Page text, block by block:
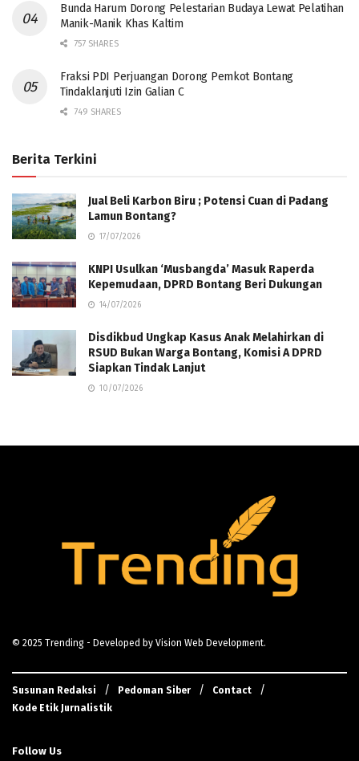
Bunda Harum Dorong Pelestarian Budaya Lewat Pelatihan
Manik-Manik Khas Kaltim
757 SHARES
Fraksi PDI Perjuangan Dorong Pemkot Bontang
Tindaklanjuti Izin Galian C
749 SHARES
Berita Terkini
Jual Beli Karbon Biru ; Potensi Cuan di Padang
Lamun Bontang?
17/07/2026
KNPI Usulkan ‘Musbangda’ Masuk Raperda
Kepemudaan, DPRD Bontang Beri Dukungan
14/07/2026
Disdikbud Ungkap Kasus Anak Melahirkan di
RSUD Bukan Warga Bontang, Komisi A DPRD
Siapkan Tindak Lanjut
10/07/2026
© 2025 Trending - Developed by Vision Web Development.
Susunan Redaksi Pedoman Siber
Contact
Kode Etik Jurnalistik
Follow Us